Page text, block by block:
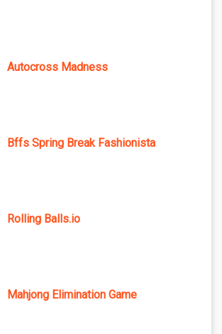
Autocross Madness
Bffs Spring Break Fashionista
Rolling Balls.io
Mahjong Elimination Game